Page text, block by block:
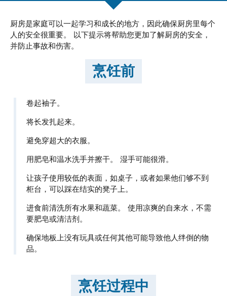
厨房是家庭可以一起学习和成长的地方，因此确保厨房里每个
人的安全很重要。 以下提示将帮助您更加了解厨房的安全，
并防止事故和伤害。
烹饪前
卷起袖子。
将长发扎起来。
避免穿超大的衣服。
用肥皂和温水洗手并擦干。 湿手可能很滑。
让孩子使用较低的表面，如桌子，或者如果他们够不到
柜台，可以踩在结实的凳子上。
进食前清洗所有水果和蔬菜。 使用凉爽的自来水，不需
要肥皂或清洁剂。
确保地板上没有玩具或任何其他可能导致他人绊倒的物
品。
烹饪过程中